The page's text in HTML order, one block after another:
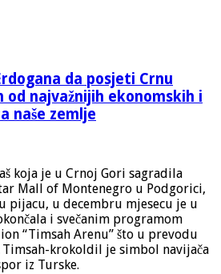
da posjeti Crnu
od najvažnijih ekonomskih i
naše zemlje
koja je u Crnoj Gori sagradila
Mall of Montenegro u Podgorici,
pijacu, u decembru mjesecu je u
i svečanim programom
“Timsah Arenu” što u prevodu
Timsah-krokoldil je simbol navijača
iz Turske.